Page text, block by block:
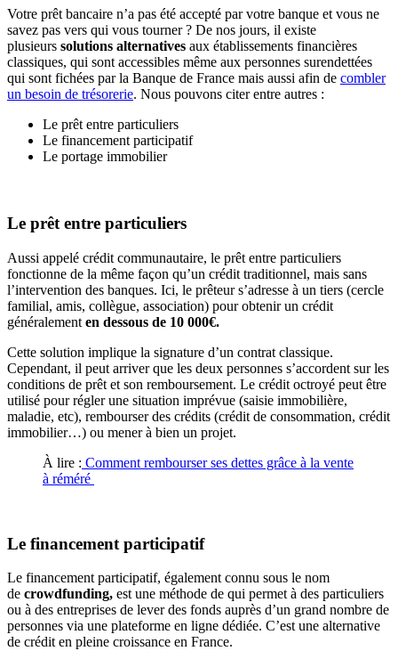
Votre prêt bancaire n’a pas été accepté par votre banque et vous ne
savez pas vers qui vous tourner ? De nos jours, il existe
plusieurs solutions alternatives aux établissements financières
classiques, qui sont accessibles même aux personnes surendettées
qui sont fichées par la Banque de France mais aussi afin de combler
un besoin de trésorerie. Nous pouvons citer entre autres :
Le prêt entre particuliers
Le financement participatif
Le portage immobilier
Le prêt entre particuliers
Aussi appelé crédit communautaire, le prêt entre particuliers
fonctionne de la même façon qu’un crédit traditionnel, mais sans
l’intervention des banques. Ici, le prêteur s’adresse à un tiers (cercle
familial, amis, collègue, association) pour obtenir un crédit
généralement en dessous de 10 000€.
Cette solution implique la signature d’un contrat classique.
Cependant, il peut arriver que les deux personnes s’accordent sur les
conditions de prêt et son remboursement. Le crédit octroyé peut être
utilisé pour régler une situation imprévue (saisie immobilière,
maladie, etc), rembourser des crédits (crédit de consommation, crédit
immobilier…) ou mener à bien un projet.
À lire : Comment rembourser ses dettes grâce à la vente
à réméré
Le financement participatif
Le financement participatif, également connu sous le nom
de crowdfunding, est une méthode de qui permet à des particuliers
ou à des entreprises de lever des fonds auprès d’un grand nombre de
personnes via une plateforme en ligne dédiée. C’est une alternative
de crédit en pleine croissance en France.